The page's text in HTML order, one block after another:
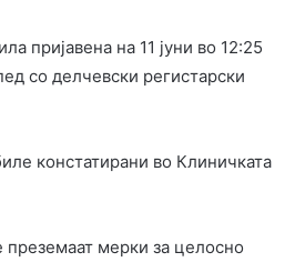
пријавена на 11 јуни во 12:25
со делчевски регистарски
констатирани во Клиничката
мерки за целосно